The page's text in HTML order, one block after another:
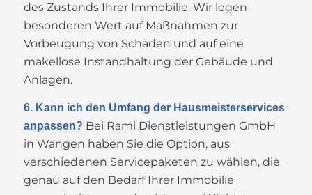
des Zustands Ihrer Immobilie. Wir legen
besonderen Wert auf Maßnahmen zur
Vorbeugung von Schäden und auf eine
makellose Instandhaltung der Gebäude und
Anlagen.
6. Kann ich den Umfang der Hausmeisterservices
anpassen? Bei Rami Dienstleistungen GmbH
in Wangen haben Sie die Option, aus
verschiedenen Servicepaketen zu wählen, die
genau auf den Bedarf Ihrer Immobilie